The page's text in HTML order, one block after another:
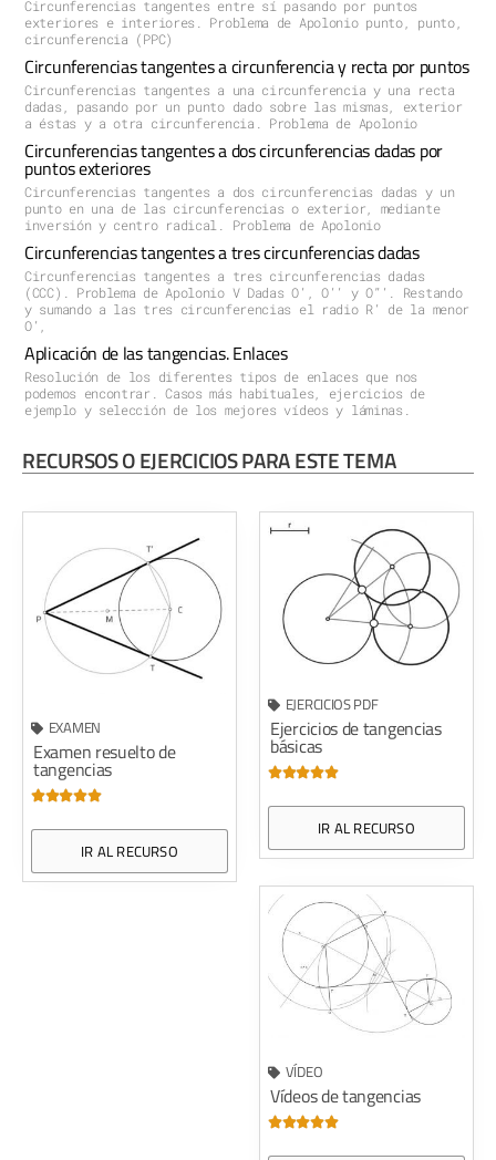
Circunferencias tangentes entre sí pasando por puntos
exteriores e interiores. Problema de Apolonio punto, punto,
circunferencia (PPC)
Circunferencias tangentes a circunferencia y recta por puntos
Circunferencias tangentes a una circunferencia y una recta
dadas, pasando por un punto dado sobre las mismas, exterior
a éstas y a otra circunferencia. Problema de Apolonio
Circunferencias tangentes a dos circunferencias dadas por
puntos exteriores
Circunferencias tangentes a dos circunferencias dadas y un
punto en una de las circunferencias o exterior, mediante
inversión y centro radical. Problema de Apolonio
Circunferencias tangentes a tres circunferencias dadas
Circunferencias tangentes a tres circunferencias dadas
(CCC). Problema de Apolonio V Dadas O’, O’’ y O”’. Restando
y sumando a las tres circunferencias el radio R’ de la menor
O’,
Aplicación de las tangencias. Enlaces
Resolución de los diferentes tipos de enlaces que nos
podemos encontrar. Casos más habituales, ejercicios de
ejemplo y selección de los mejores vídeos y láminas.
RECURSOS O EJERCICIOS PARA ESTE TEMA
EXAMEN
Examen resuelto de
tangencias

IR AL RECURSO
EJERCICIOS PDF
Ejercicios de tangencias
básicas

IR AL RECURSO
VÍDEO
Vídeos de tangencias
